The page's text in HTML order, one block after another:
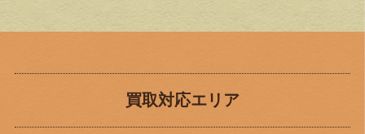
買取対応エリア